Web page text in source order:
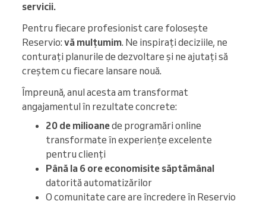
servicii.
Pentru fiecare profesionist care folosește
Reservio: vă mulțumim. Ne inspirați deciziile, ne
conturați planurile de dezvoltare și ne ajutați să
creștem cu fiecare lansare nouă.
Împreună, anul acesta am transformat
angajamentul în rezultate concrete:
20 de milioanede programări online
transformate în experiențe excelente
pentru clienți
Până la 6 ore economisite săptămânal
datorită automatizărilor
O comunitate care are încredere în Reservio